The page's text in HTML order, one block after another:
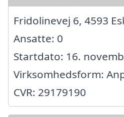
Fridolinevej 6, 4593
Ansatte: 0
Startdato: 16.
Virksomhedsform:
CVR: 29179190